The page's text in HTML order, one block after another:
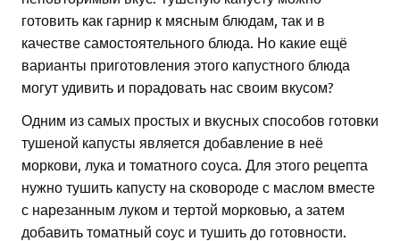
готовить как гарнир к мясным блюдам, так и в
качестве самостоятельного блюда. Но какие ещё
варианты приготовления этого капустного блюда
могут удивить и порадовать нас своим вкусом?
Одним из самых простых и вкусных способов готовки
тушеной капусты является добавление в неё
моркови, лука и томатного соуса. Для этого рецепта
нужно тушить капусту на сковороде с маслом вместе
с нарезанным луком и тертой морковью, а затем
добавить томатный соус и тушить до готовности.